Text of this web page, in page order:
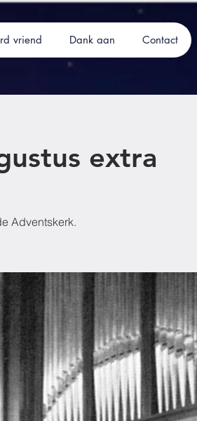
vriend Dank aan Contact
extra
Adventskerk.